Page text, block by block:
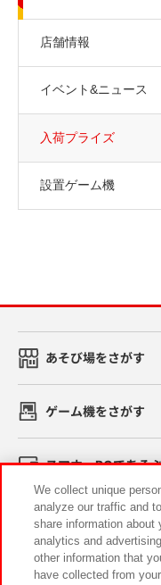
店舗情報
イベント&ニュース
入荷プライズ
設置ゲーム機
あそび場をさがす
ゲーム機をさがす
スマホ・PCであそ
イベント・キャンペ
We collect unique
analyze our traffic and
share information about
analytics and
other information that
have collected from